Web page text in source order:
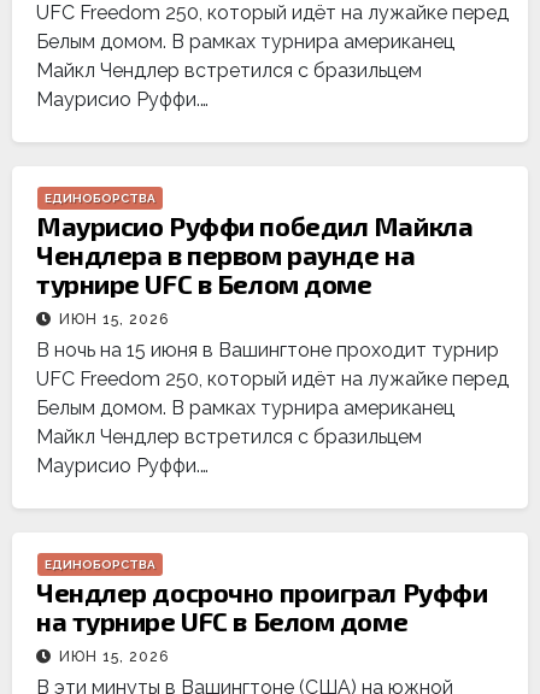
UFC Freedom 250, который идёт на лужайке перед
Белым домом. В рамках турнира американец
Майкл Чендлер встретился с бразильцем
Маурисио Руффи.…
ЕДИНОБОРСТВА
Маурисио Руффи победил Майкла
Чендлера в первом раунде на
турнире UFC в Белом доме
ИЮН 15, 2026
В ночь на 15 июня в Вашингтоне проходит турнир
UFC Freedom 250, который идёт на лужайке перед
Белым домом. В рамках турнира американец
Майкл Чендлер встретился с бразильцем
Маурисио Руффи.…
ЕДИНОБОРСТВА
Чендлер досрочно проиграл Руффи
на турнире UFC в Белом доме
ИЮН 15, 2026
В эти минуты в Вашингтоне (США) на южной